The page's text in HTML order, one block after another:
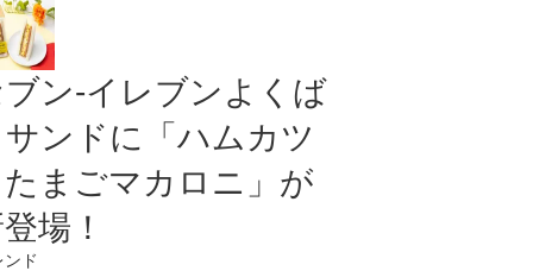
ン‐イレブンよくば
ンドに「ハムカツ
まごマカロニ」が
場！
ンド